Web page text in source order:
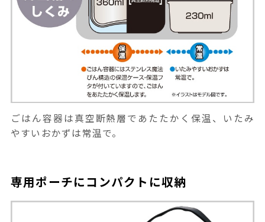
ごはん容器は真空断熱層であたたかく保温、いたみ
やすいおかずは常温で。
専用ポーチにコンパクトに収納